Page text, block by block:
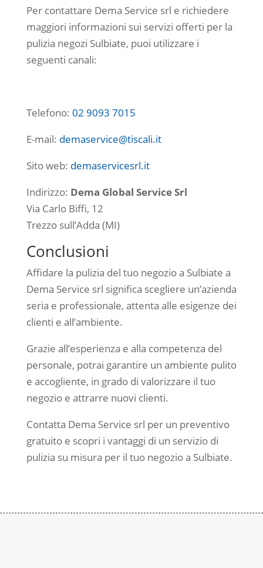
Per contattare Dema Service srl e richiedere
maggiori informazioni sui servizi offerti per la
pulizia negozi Sulbiate, puoi utilizzare i
seguenti canali:
Telefono: 02 9093 7015
E-mail: demaservice@tiscali.it
Sito web: demaservicesrl.it
Indirizzo: Dema Global Service Srl
Via Carlo Biffi, 12
Trezzo sull’Adda (MI)
Conclusioni
Affidare la pulizia del tuo negozio a Sulbiate a
Dema Service srl significa scegliere un’azienda
seria e professionale, attenta alle esigenze dei
clienti e all’ambiente.
Grazie all’esperienza e alla competenza del
personale, potrai garantire un ambiente pulito
e accogliente, in grado di valorizzare il tuo
negozio e attrarre nuovi clienti.
Contatta Dema Service srl per un preventivo
gratuito e scopri i vantaggi di un servizio di
pulizia su misura per il tuo negozio a Sulbiate.